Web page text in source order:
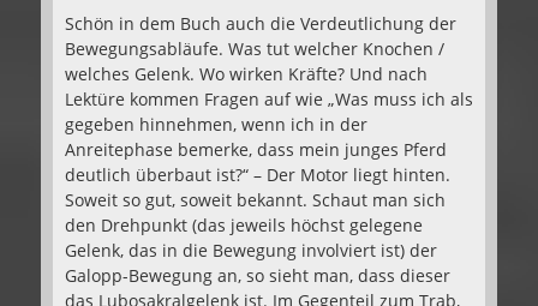
Schön in dem Buch auch die Verdeutlichung der
Bewegungsabläufe. Was tut welcher Knochen /
welches Gelenk. Wo wirken Kräfte? Und nach
Lektüre kommen Fragen auf wie „Was muss ich als
gegeben hinnehmen, wenn ich in der
Anreitephase bemerke, dass mein junges Pferd
deutlich überbaut ist?“ – Der Motor liegt hinten.
Soweit so gut, soweit bekannt. Schaut man sich
den Drehpunkt (das jeweils höchst gelegene
Gelenk, das in die Bewegung involviert ist) der
Galopp-Bewegung an, so sieht man, dass dieser
das Lubosakralgelenk ist. Im Gegenteil zum Trab,